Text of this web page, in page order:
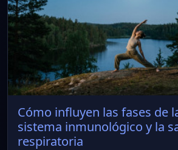
Cómo influyen las fases de
sistema inmunológico y la
respiratoria